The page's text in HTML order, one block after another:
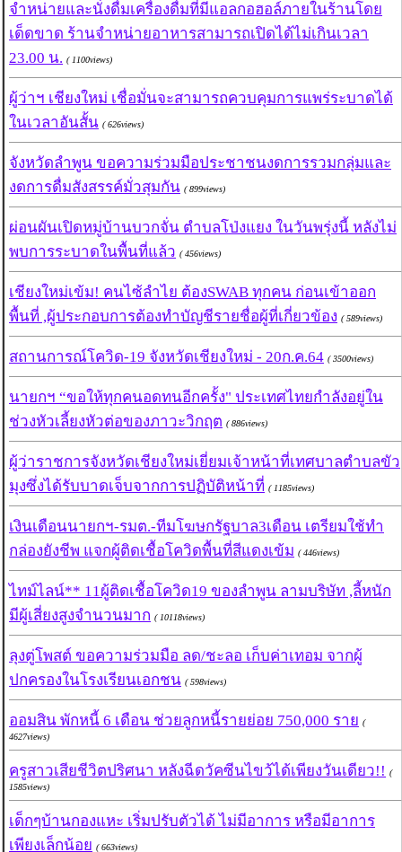
จำหน่ายและนั่งดื่มเครื่องดื่มที่มีแอลกอฮอล์ภายในร้านโดย
เด็ดขาด ร้านจำหน่ายอาหารสามารถเปิดได้ไม่เกินเวลา
23.00 น. ( 1100views)
ผู้ว่าฯ เชียงใหม่ เชื่อมั่นจะสามารถควบคุมการแพร่ระบาดได้
ในเวลาอันสั้น ( 626views)
จังหวัดลำพูน ขอความร่วมมือประชาชนงดการรวมกลุ่มและ
งดการดื่มสังสรรค์มั่วสุมกัน ( 899views)
ผ่อนผันเปิดหมู่บ้านบวกจั่น ตำบลโป่งแยง ในวันพรุ่งนี้ หลังไม่
พบการระบาดในพื้นที่แล้ว ( 456views)
เชียงใหม่เข้ม! คนไซ้ลำไย ต้องSWAB ทุกคน ก่อนเข้าออก
พื้นที่ ,ผู้ประกอบการต้องทำบัญชีรายชื่อผู้ที่เกี่ยวข้อง ( 589views)
สถานการณ์โควิด-19 จังหวัดเชียงใหม่ - 20ก.ค.64 ( 3500views)
นายกฯ “ขอให้ทุกคนอดทนอีกครั้ง" ประเทศไทยกำลังอยู่ใน
ช่วงหัวเลี้ยงหัวต่อของภาวะวิกฤต ( 886views)
ผู้ว่าราชการจังหวัดเชียงใหม่เยี่ยมเจ้าหน้าที่เทศบาลตำบลขัว
มุงซึ่งได้รับบาดเจ็บจากการปฏิบัติหน้าที่ ( 1185views)
เงินเดือนนายกฯ-รมต.-ทีมโฆษกรัฐบาล3เดือน เตรียมใช้ทำ
กล่องยังชีพ แจกผู้ติดเชื้อโควิดพื้นที่สีแดงเข้ม ( 446views)
ไทม์ไลน์** 11ผู้ติดเชื้อโควิด19 ของลำพูน ลามบริษัท ,ลี้หนัก
มีผู้เสี่ยงสูงจำนวนมาก ( 10118views)
ลุงตู่โพสต์ ขอความร่วมมือ ลด/ชะลอ เก็บค่าเทอม จากผู้
ปกครองในโรงเรียนเอกชน ( 598views)
ออมสิน พักหนี้ 6 เดือน ช่วยลูกหนี้รายย่อย 750,000 ราย (
4627views)
ครูสาวเสียชีวิตปริศนา หลังฉีดวัคซีนไขว้ได้เพียงวันเดียว!! (
1585views)
เด็กๆบ้านกองแหะ เริ่มปรับตัวได้ ไม่มีอาการ หรือมีอาการ
เพียงเล็กน้อย ( 663views)